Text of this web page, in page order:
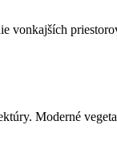
vonkajších
Moderné